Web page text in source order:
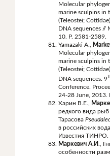
Molecular
marine sculpins in
(Teleostei;
DNA sequences
10. P. 2581-2589.
Yamazaki A.,
Molecular
marine sculpins in
(Teleostei;
DNA sequences. 9
Conference.
24-28 June, 2013.
Харин В.Е.,
редкого вида
Тарасова
в российских
Известия ТИНРО.
Маркевич А.И.,
особенности